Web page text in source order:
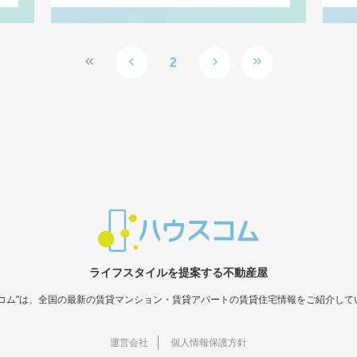
2
ライフスタイルを提案する不動産屋
ム"は、全国の最新の賃貸マンション・賃貸アパートの賃貸住宅情報をご紹介して
運営会社 個人情報保護方針